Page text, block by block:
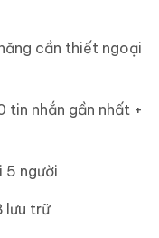
cần thiết ngoại
tin nhắn gần nhất +
5 người
lưu trữ